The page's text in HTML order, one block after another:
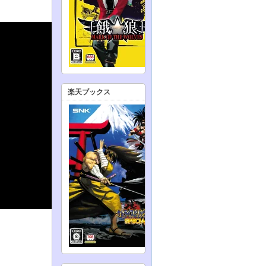
楽天ブックス